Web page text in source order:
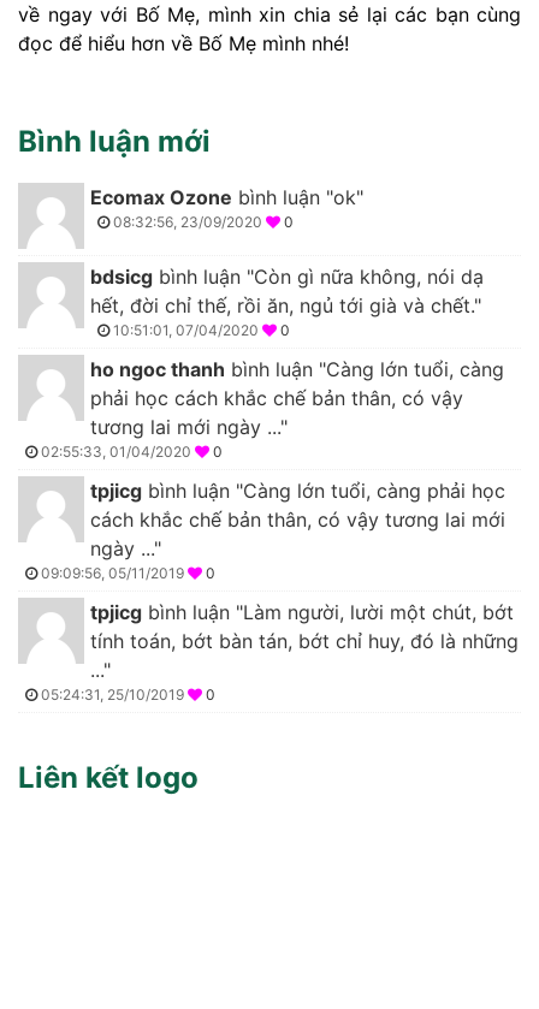
về ngay với Bố Mẹ, mình xin chia sẻ lại các bạn cùng
đọc để hiểu hơn về Bố Mẹ mình nhé!
Bình luận mới
Ecomax Ozone bình luận "ok"
08:32:56, 23/09/2020 0
bdsicg bình luận "Còn gì nữa không, nói dạ
hết, đời chỉ thế, rồi ăn, ngủ tới già và chết."
10:51:01, 07/04/2020 0
ho ngoc thanh bình luận "Càng lớn tuổi, càng
phải học cách khắc chế bản thân, có vậy
tương lai mới ngày ..."
02:55:33, 01/04/2020 0
tpjicg bình luận "Càng lớn tuổi, càng phải học
cách khắc chế bản thân, có vậy tương lai mới
ngày ..."
09:09:56, 05/11/2019 0
tpjicg bình luận "Làm người, lười một chút, bớt
tính toán, bớt bàn tán, bớt chỉ huy, đó là những
..."
05:24:31, 25/10/2019 0
Liên kết logo